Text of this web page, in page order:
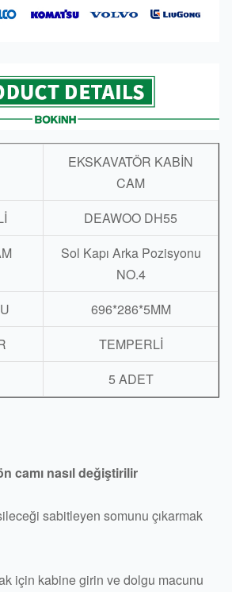
EKSKAVATÖR KABİN
CAM
DEAWOO DH55
Sol Kapı Arka Pozisyonu
NO.4
696*286*5MM
TEMPERLİ
5 ADET
camı nasıl değiştirilir
sabitleyen somunu çıkarmak
için kabine girin ve dolgu macunu